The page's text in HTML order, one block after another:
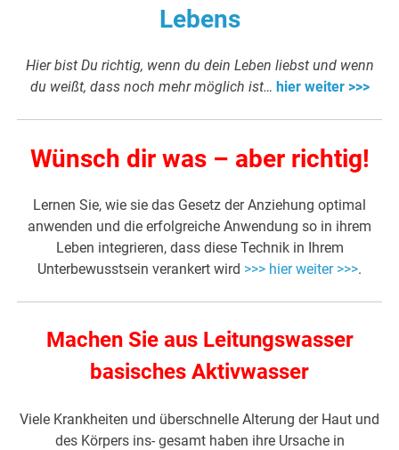
Lebens
Hier bist Du richtig, wenn du dein Leben liebst und wenn
du weißt, dass noch mehr möglich ist… hier weiter >>>
Wünsch dir was – aber richtig!
Lernen Sie, wie sie das Gesetz der Anziehung optimal
anwenden und die erfolgreiche Anwendung so in ihrem
Leben integrieren, dass diese Technik in Ihrem
Unterbewusstsein verankert wird >>> hier weiter >>>.
Machen Sie aus Leitungswasser
basisches Aktivwasser
Viele Krankheiten und überschnelle Alterung der Haut und
des Körpers ins- gesamt haben ihre Ursache in